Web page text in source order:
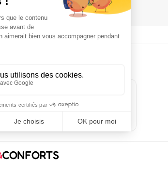
1 janvier 2026 → 31 décembre 2026
1chambre(s) 1
places
CONFORTS